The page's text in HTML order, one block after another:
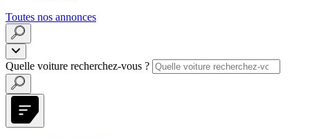
Toutes nos annonces
Quelle voiture recherchez-vous ?